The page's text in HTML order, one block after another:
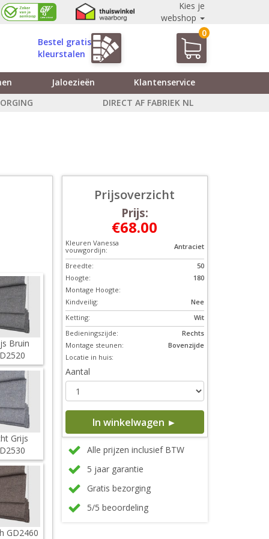
Kies je
webshop
Bestel gratis
kleurstalen
0
Jaloezieën
Klantenservice
DIRECT AF FABRIEK NL
Bruin
Grijs
GD2460
Prijsoverzicht
Prijs:
€68.00
Kleuren Vanessa
vouwgordijn:
Antraciet
Breedte:
50
Hoogte:
180
Montage Hoogte:
Kindveilig:
Nee
Ketting:
Wit
Bedieningszijde:
Rechts
Montage steunen:
Bovenzijde
Locatie in huis:
Aantal
In winkelwagen ►
Alle prijzen inclusief BTW
5 jaar garantie
Gratis bezorging
5/5 beoordeling